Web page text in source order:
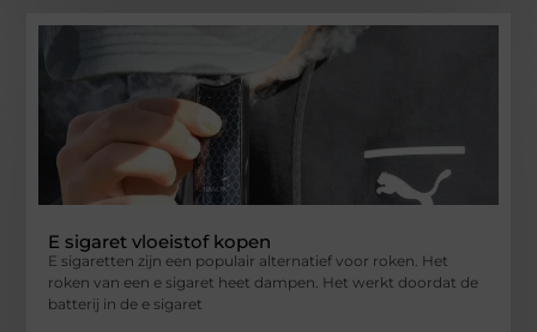
E sigaret vloeistof kopen
E sigaretten zijn een populair alternatief voor roken. Het
roken van een e sigaret heet dampen. Het werkt doordat de
batterij in de e sigaret